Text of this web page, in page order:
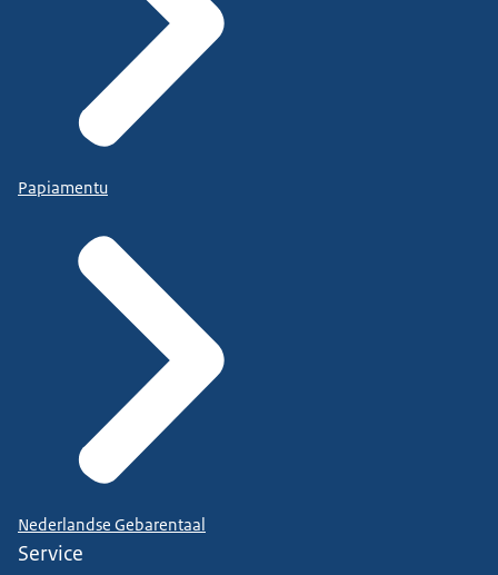
Papiamentu
Nederlandse Gebarentaal
Service